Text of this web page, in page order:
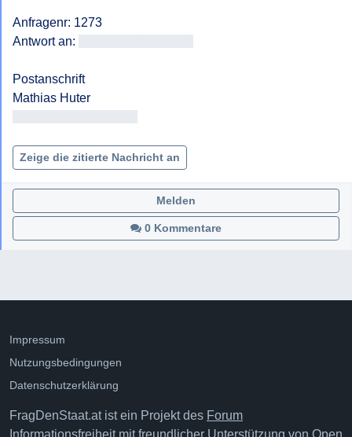
Anfragenr: 1273
Antwort an:
Postanschrift
Zeige die zitierte Nachricht an
0 Kommentare
Melden
Impressum
Nutzungsbedingungen
Datenschutzerklärung
FragDenStaat.at ist ein Projekt des Forum